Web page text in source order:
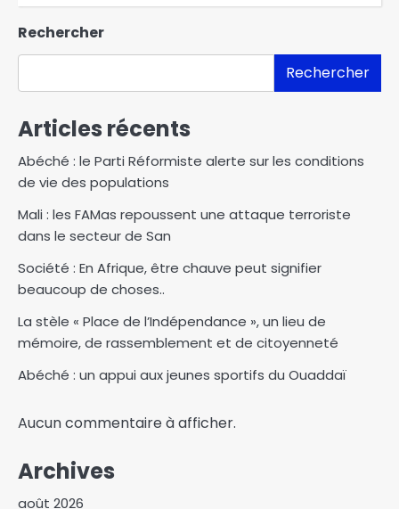
Rechercher
Rechercher
Articles récents
Abéché : le Parti Réformiste alerte sur les conditions
de vie des populations
Mali : les FAMas repoussent une attaque terroriste
dans le secteur de San
Société : En Afrique, être chauve peut signifier
beaucoup de choses..
La stèle « Place de l’Indépendance », un lieu de
mémoire, de rassemblement et de citoyenneté
Abéché : un appui aux jeunes sportifs du Ouaddaï
Aucun commentaire à afficher.
Archives
août 2026